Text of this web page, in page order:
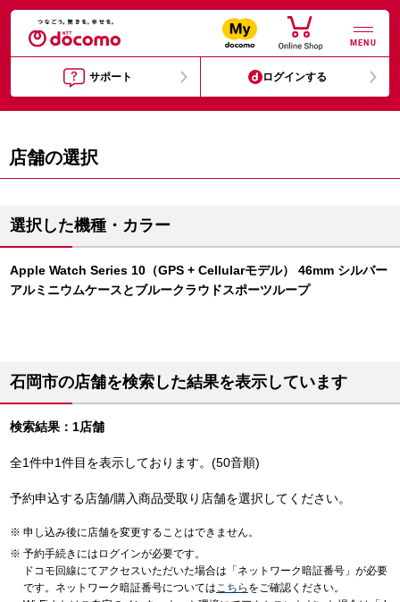
MENU
サポート ログインする
店舗の選択
選択した機種・カラー
Apple Watch Series 10（GPS + Cellularモデル） 46mm シルバー
アルミニウムケースとブルークラウドスポーツループ
石岡市の店舗を検索した結果を表示しています
検索結果：1店舗
全1件中1件目を表示しております。(50音順)
予約申込する店舗/購入商品受取り店舗を選択してください。
申し込み後に店舗を変更することはできません。
予約手続きにはログインが必要です。
ドコモ回線にてアクセスいただいた場合は「ネットワーク暗証番号」が必要
です。ネットワーク暗証番号についてはこちら をご確認ください。